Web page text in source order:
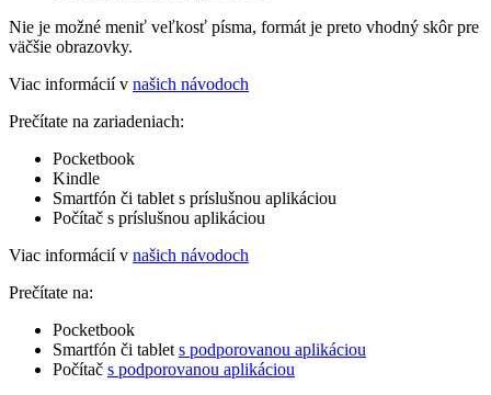
Nie je možné meniť veľkosť písma, formát je preto vhodný skôr pre
väčšie obrazovky.
Viac informácií v našich návodoch
Prečítate na zariadeniach:
Pocketbook
Kindle
Smartfón či tablet s príslušnou aplikáciou
Počítač s príslušnou aplikáciou
Viac informácií v našich návodoch
Prečítate na:
Pocketbook
Smartfón či tablet s podporovanou aplikáciou
Počítač s podporovanou aplikáciou